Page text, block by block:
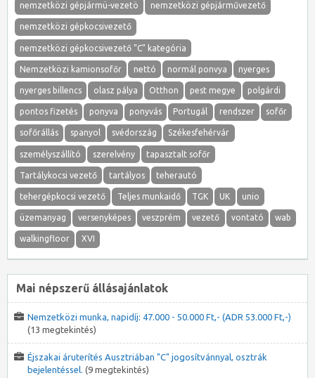
nemzetközi gépjármü-vezetö nemzetközi gépjárművezető
nemzetközi gépkocsivezető
nemzetközi gépkocsivezető "C" kategória
Nemzetközi kamionsofőr nettó normál ponvya nyerges
nyerges billencs olasz pálya Otthon pest megye polgárdi
pontos fizetés ponyva ponyvás Portugál rendszer sofőr
sofőrállás spanyol svédország Székesfehérvár
személyszállító szerelvény tapasztalt sofőr
Tartálykocsi vezető tartályos teherautó
tehergépkocsi vezető Teljes munkaidő TGK UK unio
üzemanyag versenyképes veszprém vezető vontató wab
walkingfloor XVI
Mai népszerű állásajánlatok
Nemzetközi munka, napidíj: 47.000 - 50.000 Ft,- (ADR 53.000 Ft,-)
(13 megtekintés)
Éjszakai áruterítés Ausztriában "C" jogosítvánnyal, osztrák
bejelentéssel. (9 megtekintés)